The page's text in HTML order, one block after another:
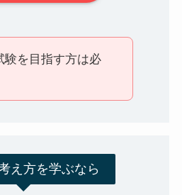
験を目指す方は必
え方を学ぶなら